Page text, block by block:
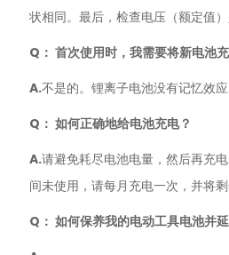
状相同。最后，检查电压（额定值）
Q： 首次使用时，我需要将新电池
A.不是的。锂离子电池没有记忆效
Q： 如何正确地给电池充电？
A.请避免耗尽电池电量，然后再充
间未使用，请每月充电一次，并将
Q： 如何保养我的电动工具电池并